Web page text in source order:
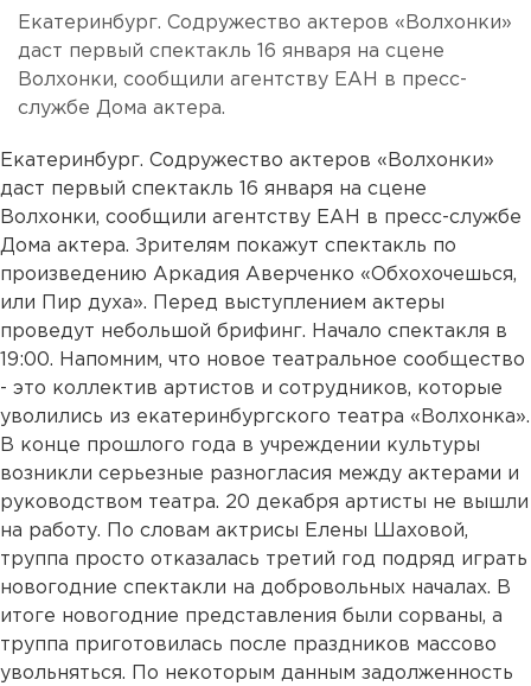
Екатеринбург. Содружество актеров «Волхонки»
даст первый спектакль 16 января на сцене
Волхонки, сообщили агентству ЕАН в пресс-
службе Дома актера.
Екатеринбург. Содружество актеров «Волхонки»
даст первый спектакль 16 января на сцене
Волхонки, сообщили агентству ЕАН в пресс-службе
Дома актера. Зрителям покажут спектакль по
произведению Аркадия Аверченко «Обхохочешься,
или Пир духа». Перед выступлением актеры
проведут небольшой брифинг. Начало спектакля в
19:00. Напомним, что новое театральное сообщество
- это коллектив артистов и сотрудников, которые
уволились из екатеринбургского театра «Волхонка».
В конце прошлого года в учреждении культуры
возникли серьезные разногласия между актерами и
руководством театра. 20 декабря артисты не вышли
на работу. По словам актрисы Елены Шаховой,
труппа просто отказалась третий год подряд играть
новогодние спектакли на добровольных началах. В
итоге новогодние представления были сорваны, а
труппа приготовилась после праздников массово
увольняться. По некоторым данным задолженность